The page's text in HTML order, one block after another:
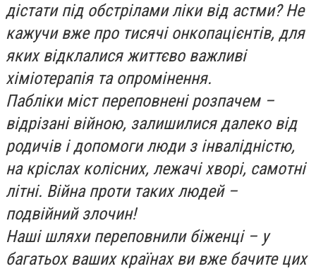
дістати під обстрілами ліки від астми? Не
кажучи вже про тисячі онкопацієнтів, для
яких відклалися життєво важливі
хіміотерапія та опромінення.
Пабліки міст переповнені розпачем –
відрізані війною, залишилися далеко від
родичів і допомоги люди з інвалідністю,
на кріслах колісних, лежачі хворі, самотні
літні. Війна проти таких людей –
подвійний злочин!
Наші шляхи переповнили біженці – у
багатьох ваших країнах ви вже бачите цих